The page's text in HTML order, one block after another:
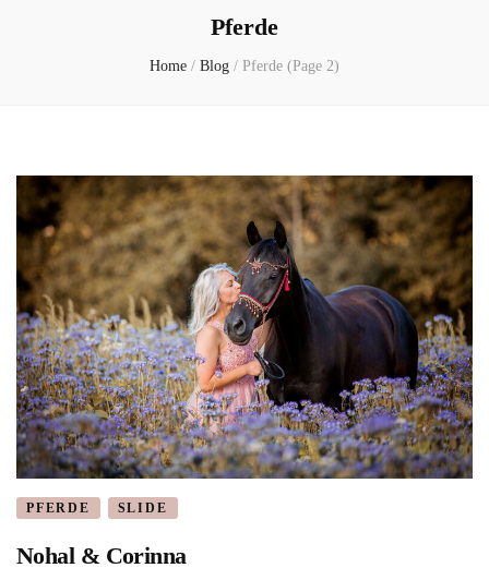
Pferde
Home / Blog / Pferde (Page 2)
PFERDE SLIDE
Nohal & Corinna